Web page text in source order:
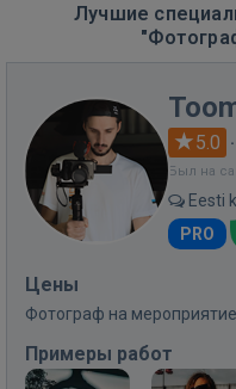
Лучшие
5.0 ·
Был на
Eesti
PRO
Цены
Фотограф на мероприятие
Примеры работ